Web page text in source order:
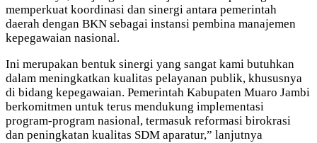
memperkuat koordinasi dan sinergi antara pemerintah
daerah dengan BKN sebagai instansi pembina manajemen
kepegawaian nasional.
Ini merupakan bentuk sinergi yang sangat kami butuhkan
dalam meningkatkan kualitas pelayanan publik, khususnya
di bidang kepegawaian. Pemerintah Kabupaten Muaro Jambi
berkomitmen untuk terus mendukung implementasi
program-program nasional, termasuk reformasi birokrasi
dan peningkatan kualitas SDM aparatur,” lanjutnya